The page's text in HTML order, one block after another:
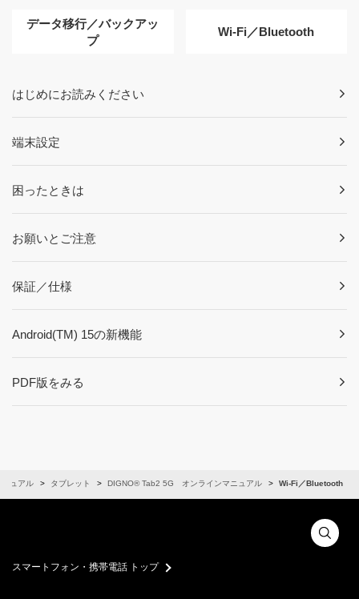
データ移行／バックアッ
プ
Wi-Fi／Bluetooth
はじめにお読みください
端末設定
困ったときは
お願いとご注意
保証／仕様
Android(TM) 15の新機能
PDF版をみる
ュアル タブレット DIGNO® Tab2 5G オンラインマニュアル Wi-Fi／Bluetooth
スマートフォン・携帯電話 トップ